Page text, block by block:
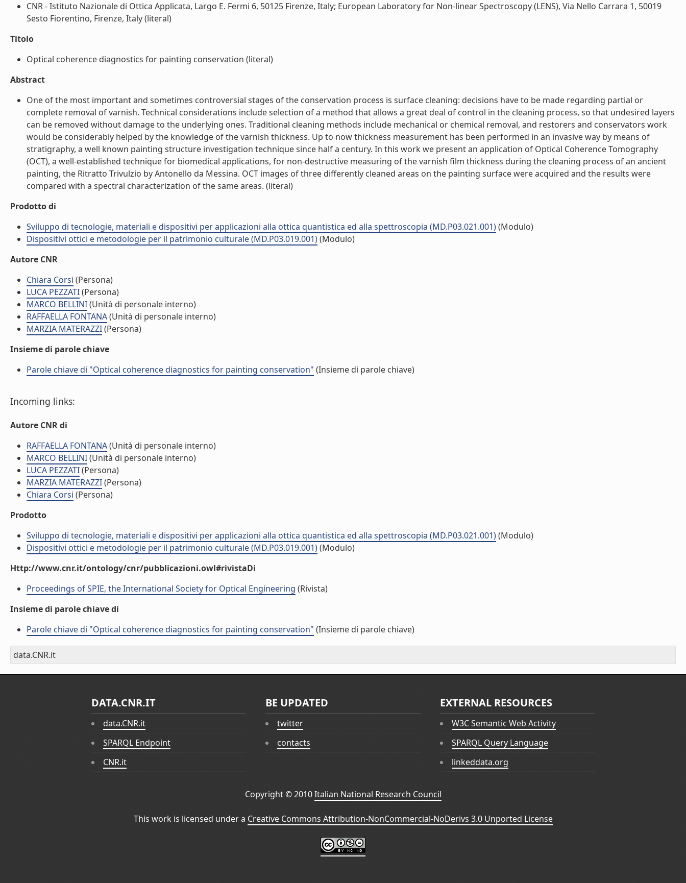
CNR - Istituto Nazionale di Ottica Applicata, Largo E. Fermi 6, 50125 Firenze, Italy; European Laboratory for Non-linear Spectroscopy (LENS), Via Nello Carrara 1, 50019
Sesto Fiorentino, Firenze, Italy (literal)
Titolo
Optical coherence diagnostics for painting conservation (literal)
Abstract
One of the most important and sometimes controversial stages of the conservation process is surface cleaning: decisions have to be made regarding partial or
complete removal of varnish. Technical considerations include selection of a method that allows a great deal of control in the cleaning process, so that undesired layers
can be removed without damage to the underlying ones. Traditional cleaning methods include mechanical or chemical removal, and restorers and conservators work
would be considerably helped by the knowledge of the varnish thickness. Up to now thickness measurement has been performed in an invasive way by means of
stratigraphy, a well known painting structure investigation technique since half a century. In this work we present an application of Optical Coherence Tomography
(OCT), a well-established technique for biomedical applications, for non-destructive measuring of the varnish film thickness during the cleaning process of an ancient
painting, the Ritratto Trivulzio by Antonello da Messina. OCT images of three differently cleaned areas on the painting surface were acquired and the results were
compared with a spectral characterization of the same areas. (literal)
Prodotto di
Sviluppo di tecnologie, materiali e dispositivi per applicazioni alla ottica quantistica ed alla spettroscopia (MD.P03.021.001)(Modulo)
Dispositivi ottici e metodologie per il patrimonio culturale (MD.P03.019.001)(Modulo)
Autore CNR
Chiara Corsi (Persona)
LUCA PEZZATI(Persona)
MARCO BELLINI(Unità di personale interno)
RAFFAELLA FONTANA(Unità di personale interno)
MARZIA MATERAZZI(Persona)
Insieme di parole chiave
Parole chiave di "Optical coherence diagnostics for painting conservation" (Insieme di parole chiave)
Incoming links:
Autore CNR di
RAFFAELLA FONTANA(Unità di personale interno)
MARCO BELLINI(Unità di personale interno)
LUCA PEZZATI(Persona)
MARZIA MATERAZZI(Persona)
Chiara Corsi (Persona)
Prodotto
Sviluppo di tecnologie, materiali e dispositivi per applicazioni alla ottica quantistica ed alla spettroscopia (MD.P03.021.001)(Modulo)
Dispositivi ottici e metodologie per il patrimonio culturale (MD.P03.019.001)(Modulo)
Http://www.cnr.it/ontology/cnr/pubblicazioni.owl#rivistaDi
Proceedings of SPIE, the International Society for Optical Engineering (Rivista)
Insieme di parole chiave di
Parole chiave di "Optical coherence diagnostics for painting conservation" (Insieme di parole chiave)
data.CNR.it
DATA.CNR.IT
data.CNR.it
SPARQL Endpoint
CNR.it
BE UPDATED
twitter
contacts
EXTERNAL RESOURCES
W3C Semantic Web Activity
SPARQL Query Language
linkeddata.org
Copyright © 2010Italian National Research Council
This work is licensed under a Creative Commons Attribution-NonCommercial-NoDerivs 3.0 Unported License